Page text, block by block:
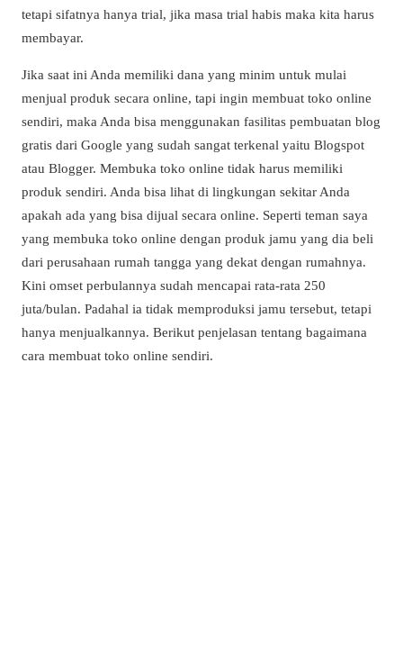
tetapi sifatnya hanya trial, jika masa trial habis maka kita harus
membayar.
Jika saat ini Anda memiliki dana yang minim untuk mulai
menjual produk secara online, tapi ingin membuat toko online
sendiri, maka Anda bisa menggunakan fasilitas pembuatan blog
gratis dari Google yang sudah sangat terkenal yaitu Blogspot
atau Blogger. Membuka toko online tidak harus memiliki
produk sendiri. Anda bisa lihat di lingkungan sekitar Anda
apakah ada yang bisa dijual secara online. Seperti teman saya
yang membuka toko online dengan produk jamu yang dia beli
dari perusahaan rumah tangga yang dekat dengan rumahnya.
Kini omset perbulannya sudah mencapai rata-rata 250
juta/bulan. Padahal ia tidak memproduksi jamu tersebut, tetapi
hanya menjualkannya. Berikut penjelasan tentang bagaimana
cara membuat toko online sendiri.